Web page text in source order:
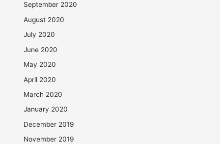
September 2020
August 2020
July 2020
June 2020
May 2020
April 2020
March 2020
January 2020
December 2019
November 2019